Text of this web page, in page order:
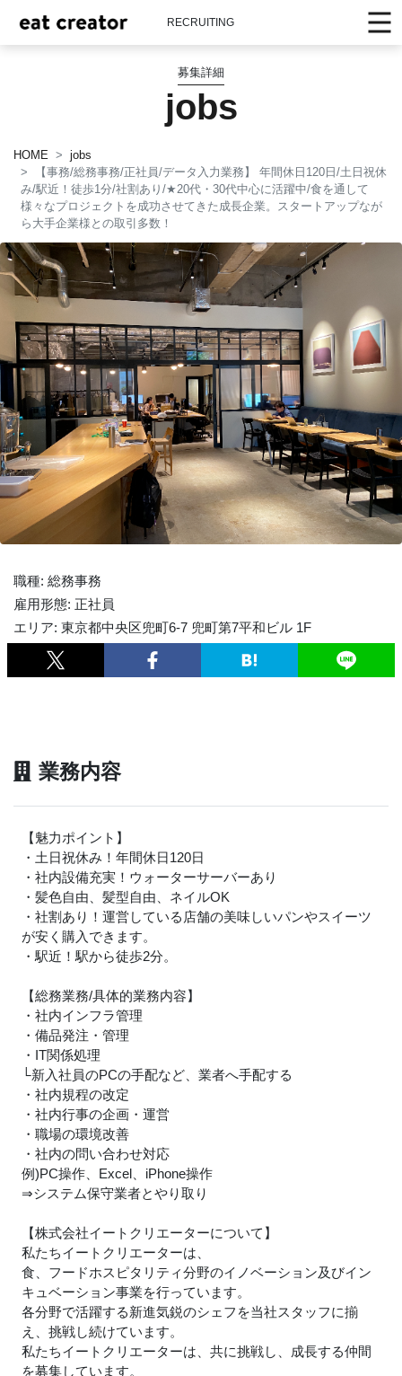
RECRUITING
募集詳細
jobs
HOME
jobs
【事務/総務事務/正社員/データ入力業務】 年間休日120日/土日祝休
み/駅近！徒歩1分/社割あり/★20代・30代中心に活躍中/食を通して
様々なプロジェクトを成功させてきた成長企業。スタートアップなが
ら大手企業様との取引多数！
職種: 総務事務
雇用形態: 正社員
エリア: 東京都中央区兜町6-7 兜町第7平和ビル 1F
業務内容
【魅力ポイント】
・土日祝休み！年間休日120日
・社内設備充実！ウォーターサーバーあり
・髪色自由、髪型自由、ネイルOK
・社割あり！運営している店舗の美味しいパンやスイーツ
が安く購入できます。
・駅近！駅から徒歩2分。
【総務業務/具体的業務内容】
・社内インフラ管理
・備品発注・管理
・IT関係処理
└新入社員のPCの手配など、業者へ手配する
・社内規程の改定
・社内行事の企画・運営
・職場の環境改善
・社内の問い合わせ対応
例)PC操作、Excel、iPhone操作
⇒システム保守業者とやり取り
【株式会社イートクリエーターについて】
私たちイートクリエーターは、
食、フードホスピタリティ分野のイノベーション及びイン
キュベーション事業を行っています。
各分野で活躍する新進気鋭のシェフを当社スタッフに揃
え、挑戦し続けています。
私たちイートクリエーターは、共に挑戦し、成長する仲間
を募集しています。